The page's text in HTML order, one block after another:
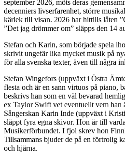
september 2026, möts deras
decenniers livserfarenhet, större
kärlek till visan. 2026 har hittills låten
”Det jag drömmer om” släpps den 14
Stefan och Karin, som började spela
skrivit ungefär lika mycket musik på
för alla svenska texter, även till några
Stefan Wingefors (uppväxt i Östra
flesta och är en sann virtuos på piano,
beskrivs han som en väl bevarad
ex Taylor Swift vet eventuellt vem han
Sångerskan Karin Inde (uppväxt i
släppt fyra egna skivor. Hon är till
Musikerförbundet. I fjol skrev hon
Tillsammans bjuder de på en förtrolig
och hjärna.